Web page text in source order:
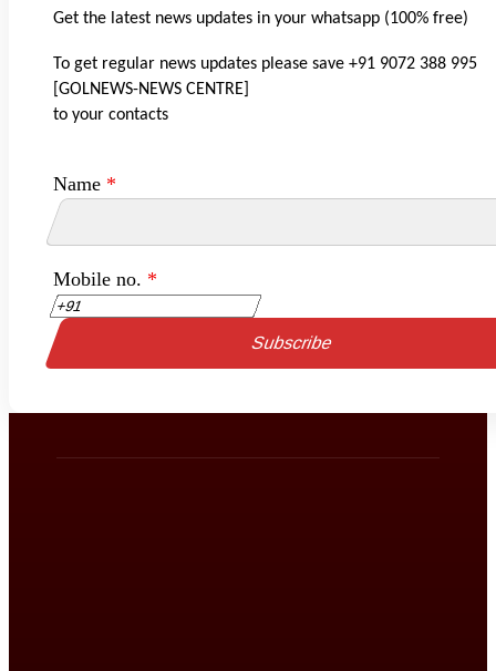
Get the latest news updates in your whatsapp (100% free)
To get regular news updates please save +91 9072 388 995
[GOLNEWS-NEWS CENTRE]
to your contacts
Name *
Mobile no. *